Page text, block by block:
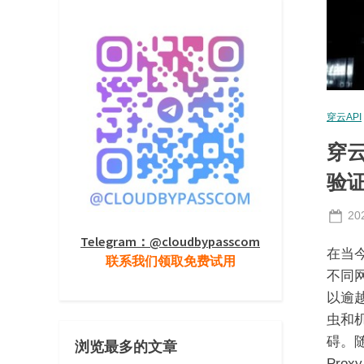
穿云API
穿
验
在当
不同
以逾
虫和
碍。
Telegram：@cloudbypasscom
联系我们领取免费试用
浏览最多的文章